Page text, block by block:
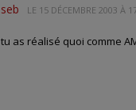
seb LE 15 DÉCEMBRE 2003 À
tu as réalisé quoi comme